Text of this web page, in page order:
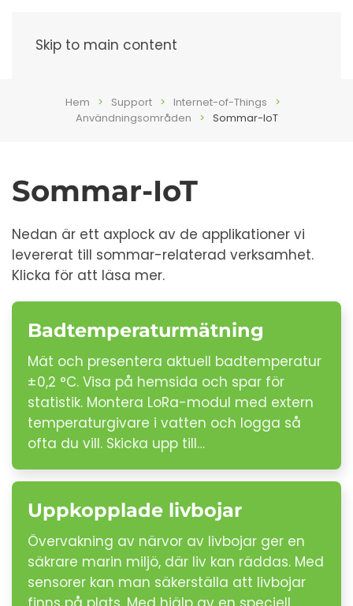
Skip to main content
Hem Support
Internet-of-Things
Användningsområden
Sommar-IoT
Sommar-IoT
Nedan är ett axplock av de applikationer vi
levererat till sommar-relaterad verksamhet.
Klicka för att läsa mer.
Badtemperaturmätning
Mät och presentera aktuell badtemperatur
±0,2 °C. Visa på hemsida och spar för
statistik. Montera LoRa-modul med extern
temperaturgivare i vatten och logga så
ofta du vill. Skicka upp till…
Uppkopplade livbojar
Övervakning av närvor av livbojar ger en
säkrare marin miljö, där liv kan räddas. Med
sensorer kan man säkerställa att livbojar